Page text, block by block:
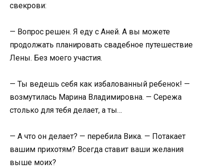
свекрови:
— Вопрос решен. Я еду с Аней. А вы можете
продолжать планировать свадебное путешествие
Лены. Без моего участия.
— Ты ведешь себя как избалованный ребенок! —
возмутилась Марина Владимировна. — Сережа
столько для тебя делает, а ты…
— А что он делает? — перебила Вика. — Потакает
вашим прихотям? Всегда ставит ваши желания
выше моих?